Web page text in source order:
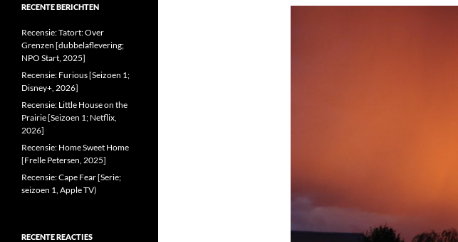
RECENTE BERICHTEN
Recensie: Tatort: Over
Grenzen [dubbelaflevering;
NPO Start, 2025]
Recensie: Furious [Seizoen 1;
Disney+, 2026]
Recensie: Little House on the
Prairie [Seizoen 1; Netflix,
2026]
Recensie: Home Sweet Home
[Frelle Petersen, 2025]
Recensie: Cape Fear [Serie;
seizoen 1, Apple TV)
RECENTE REACTIES